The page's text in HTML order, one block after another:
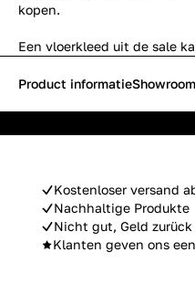
kopen.
Een vloerkleed uit de sale
Kostenloser versand
Nachhaltige Produkte
Nicht gut, Geld zurück
Klanten geven ons
Product informatieShowroom